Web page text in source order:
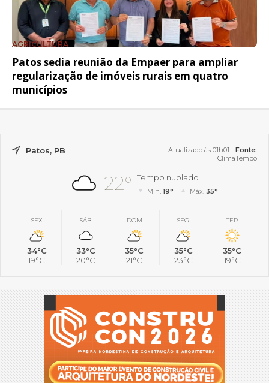
AGRICULTURA
Patos sedia reunião da Empaer para ampliar
regularização de imóveis rurais em quatro
municípios
Patos, PB Atualizado às 01h01 - Fonte:
ClimaTempo
22° Tempo nublado
Mín.19° Máx. 35°
SEX
34°C
19°C
SÁB
33°C
20°C
DOM
35°C
21°C
SEG
35°C
23°C
TER
35°C
19°C